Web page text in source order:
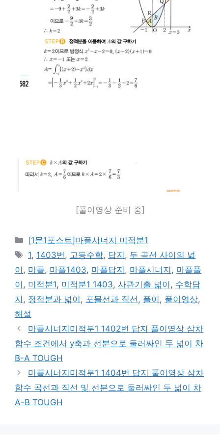
[풀이영상 준비 중]
카
테
리
[1문1포스트]마플시너지 미적분1
태
그
1, 1403번, 고등수학, 답지 , 두 곡선 사이의 넓
이 , 마플, 마플1403, 마플답지 , 마플시너지 , 마플풀
이 , 미적분1, 미적분1 1403, 사관기출 넓이 , 수학답
지 , 정적분과 넓이 , 포물선과 직선, 풀이 , 풀이영상,
해설
마플시너지미적분1 1402번 답지 풀이영상 삼차
함수 조건에서 y축과 선분으로 둘러싸인 두 넓이 차
B-A TOUGH
마플시너지미적분1 1404번 답지 풀이영상 삼차
함수 곡선과 직선 및 선분으로 둘러싸인 두 넓이 차
A-B TOUGH